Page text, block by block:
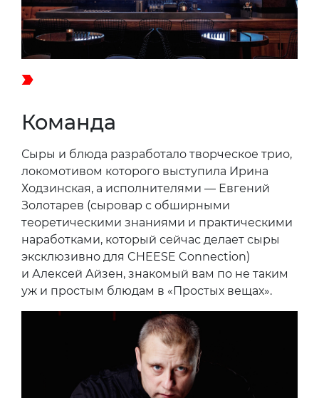
Команда
Сыры и блюда разработало творческое трио,
локомотивом которого выступила Ирина
Ходзинская, а исполнителями — Евгений
Золотарев (сыровар с обширными
теоретическими знаниями и практическими
наработками, который сейчас делает сыры
эксклюзивно для CHEESE Connection)
и Алексей Айзен, знакомый вам по не таким
уж и простым блюдам в «Простых вещах».